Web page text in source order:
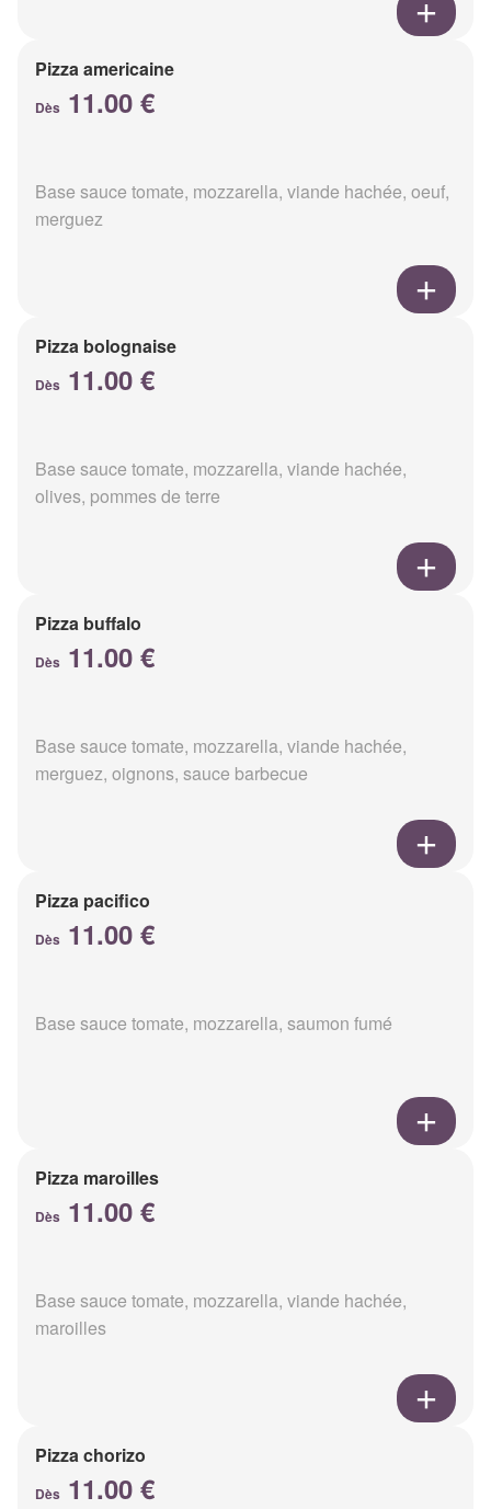
Pizza americaine
Dès 11.00 €
Base sauce tomate, mozzarella, viande hachée, oeuf,
merguez
Pizza bolognaise
Dès 11.00 €
Base sauce tomate, mozzarella, viande hachée,
olives, pommes de terre
Pizza buffalo
Dès 11.00 €
Base sauce tomate, mozzarella, viande hachée,
merguez, oignons, sauce barbecue
Pizza pacifico
Dès 11.00 €
Base sauce tomate, mozzarella, saumon fumé
Pizza maroilles
Dès 11.00 €
Base sauce tomate, mozzarella, viande hachée,
maroilles
Pizza chorizo
Dès 11.00 €